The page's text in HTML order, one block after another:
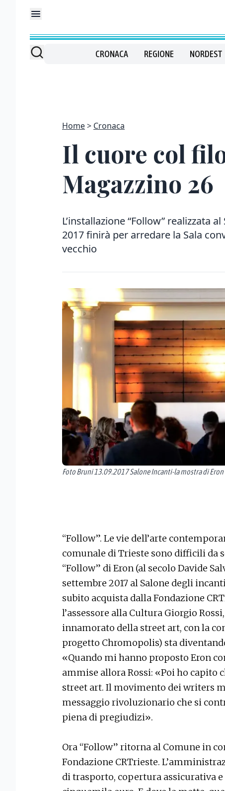
CRONACA REGIONE NORDEST
Home Cronaca
Il cuore col
Magazzino 26
L’installazione “Follow” realizzata
2017 finirà per arredare la Sala
vecchio
Foto Bruni 13.09.2017 Salone Incanti-la mostra di Eron
“Follow”. Le vie dell’arte
comunale di Trieste sono difficili da
“Follow” di Eron (al secolo Davide
settembre 2017 al Salone degli
subito acquista dalla Fondazione
l’assessore alla Cultura Giorgio
innamorato della street art, con la
progetto Chromopolis) sta
«Quando mi hanno proposto Eron
ammise allora Rossi: «Poi ho capito
street art. Il movimento dei writers
messaggio rivoluzionario che si
piena di pregiudizi».
Ora “Follow” ritorna al Comune in
Fondazione CRTrieste.
di trasporto, copertura assicurativa